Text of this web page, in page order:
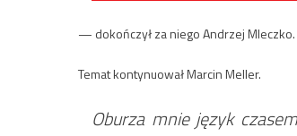
— dokończył za niego Andrzej Mleczko.
Temat kontynuował Marcin Meller.
Oburza mnie język